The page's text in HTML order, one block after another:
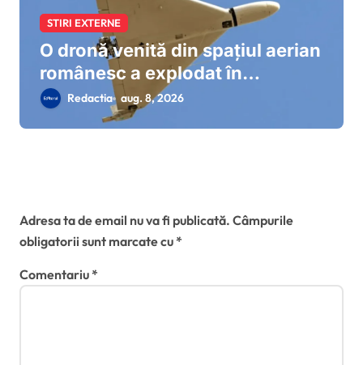
STIRI EXTERNE
O dronă venită din spațiul aerian
românesc a explodat în
Bulgaria, la 100 de metri de
graniță. MApN precizează că
Redactia aug. 8, 2026
Adresa ta de email nu va fi publicată. Câmpurile
obligatorii sunt marcate cu*
Comentariu*